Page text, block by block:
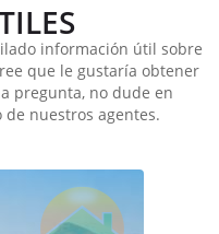
información útil sobre
que le gustaría obtener
pregunta, no dude en
nuestros agentes.